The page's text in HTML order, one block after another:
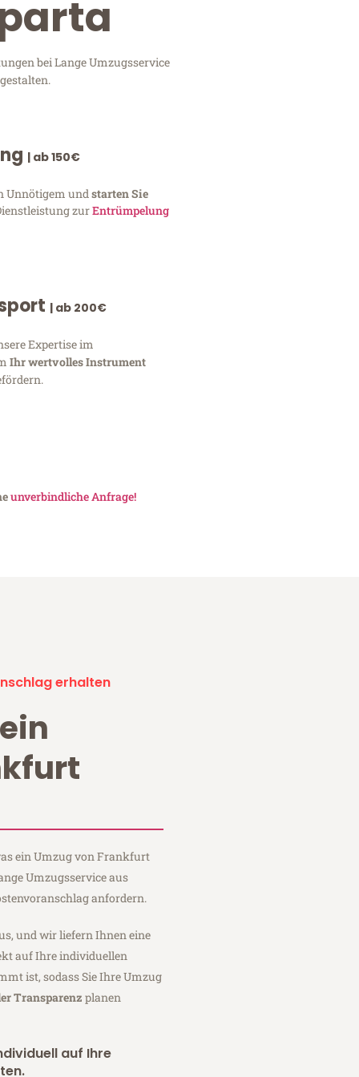
bei Lange Umzugsservice
| ab 150€
Unnötigem undstarten Sie
zurEntrümpelung
| ab 200€
Expertise im
Ihr wertvolles Instrument
unverbindliche Anfrage!
erhalten
ein Umzug von Frankfurt
Umzugsservice aus
anfordern.
und wir liefern Ihnen eine
auf Ihre individuellen
ist, sodass Sie Ihre Umzug
Transparenz planen
auf Ihre